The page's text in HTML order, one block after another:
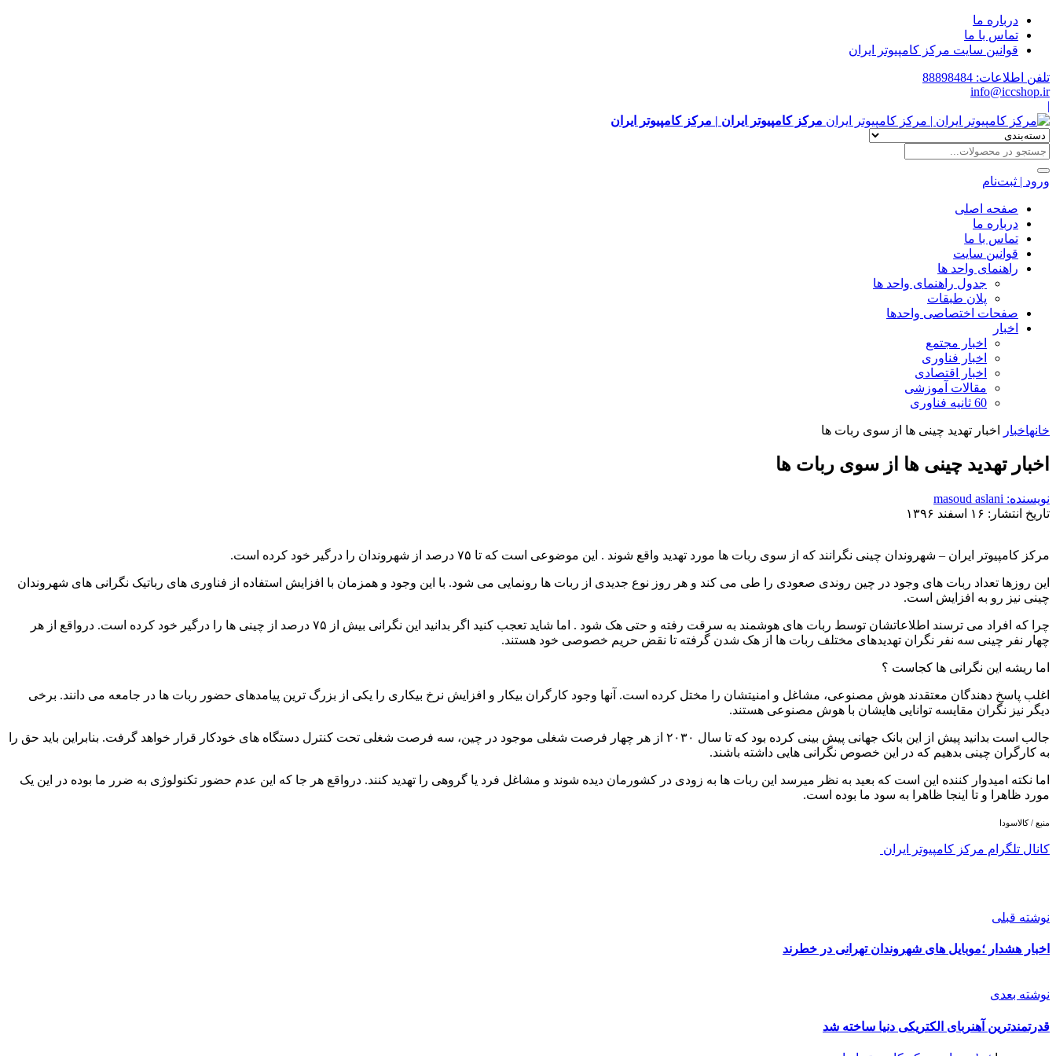
درباره ما
تماس با ما
قوانین سایت مرکز کامپیوتر ایران
تلفن اطلاعات: 88898484
info@iccshop.ir
|
مرکز کامپیوتر ایران | مرکز کامپیوتر ایران
ورود | ثبت‌نام
صفحه اصلی
درباره ما
تماس با ما
قوانین سایت
راهنمای واحد ها
جدول راهنمای واحد ها
پلان طبقات
صفحات اختصاصی واحدها
اخبار
اخبار مجتمع
اخبار فناوری
اخبار اقتصادی
مقالات آموزشی
60 ثانیه فناوری
خانهاخبار اخبار تهدید چینی ها از سوی ربات ها
اخبار تهدید چینی ها از سوی ربات ها
نویسنده: masoud aslani
تاریخ انتشار: ۱۶ اسفند ۱۳۹۶
مرکز کامپیوتر ایران – شهروندان چینی نگرانند که از سوی ربات ها مورد تهدید واقع شوند . این موضوعی است که تا ۷۵ درصد از شهروندان را درگیر خود کرده است.
این روزها تعداد ربات های وجود در چین روندی صعودی را طی می کند و هر روز نوع جدیدی از ربات ها رونمایی می شود. با این وجود و همزمان با افزایش استفاده از فناوری های رباتیک نگرانی های شهروندان
چینی نیز رو به افزایش است.
چرا که افراد می ترسند اطلاعاتشان توسط ربات های هوشمند به سرقت رفته و حتی هک شود . اما شاید تعجب کنید اگر بدانید این نگرانی بیش از ۷۵ درصد از چینی ها را درگیر خود کرده است. درواقع از هر
چهار نفر چینی سه نفر نگران تهدیدهای مختلف ربات ها از هک شدن گرفته تا نقض حریم خصوصی خود هستند.
اما ریشه این نگرانی ها کجاست ؟
اغلب پاسخ دهندگان معتقدند هوش مصنوعی، مشاغل و امنیتشان را مختل کرده است. آنها وجود کارگران بیکار و افزایش نرخ بیکاری را یکی از بزرگ ترین پیامدهای حضور ربات ها در جامعه می دانند. برخی
دیگر نیز نگران مقایسه توانایی هایشان با هوش مصنوعی هستند.
جالب است بدانید پیش از این بانک جهانی پیش بینی کرده بود که تا سال ۲۰۳۰ از هر چهار فرصت شغلی موجود در چین، سه فرصت شغلی تحت کنترل دستگاه های خودکار قرار خواهد گرفت. بنابراین باید حق را
به کارگران چینی بدهیم که در این خصوص نگرانی هایی داشته باشند.
اما نکته امیدوار کننده این است که بعید به نظر میرسد این ربات ها به زودی در کشورمان دیده شوند و مشاغل فرد یا گروهی را تهدید کنند. درواقع هر جا که این عدم حضور تکنولوژی به ضرر ما بوده در این یک
مورد ظاهرا و تا اینجا ظاهرا به سود ما بوده است.
منبع / کالاسودا
کانال تلگرام مرکز کامپیوتر ایران
نوشته قبلی
اخبار هشدار ؛موبایل های شهروندان تهرانی در خطرند
نوشته بعدی
قدرتمندترین آهنربای الکتریکی دنیا ساخته شد